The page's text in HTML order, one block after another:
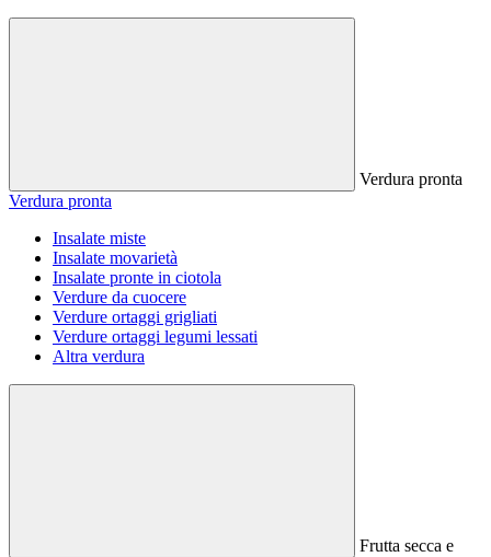
Verdura pronta
Verdura pronta
Insalate miste
Insalate movarietà
Insalate pronte in ciotola
Verdure da cuocere
Verdure ortaggi grigliati
Verdure ortaggi legumi lessati
Altra verdura
Frutta secca e